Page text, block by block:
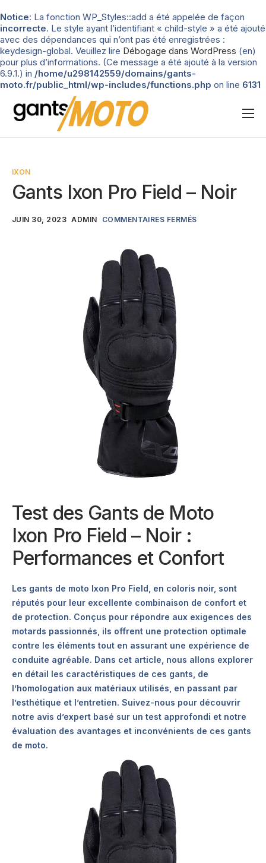
Notice: La fonction WP_Styles::add a été appelée de façon
incorrecte. Le style ayant l’identifiant « child-style » a été ajouté
avec des dépendances qui n’ont pas été enregistrées :
keydesign-global. Veuillez lire Débogage dans WordPress (en)
pour plus d’informations. (Ce message a été ajouté à la version
6.9.1.) in /home/u298142559/domains/gants-
moto.fr/public_html/wp-includes/functions.php on line 6131
Nos tests
Types de gants
IXON
Gants Ixon Pro Field – Noir
JUIN 30, 2023 ADMIN COMMENTAIRES FERMÉS
Test des Gants de Moto
Ixon Pro Field – Noir :
Performances et Confort
Les gants de moto Ixon Pro Field, en coloris noir, sont
réputés pour leur excellente combinaison de confort et
de protection. Conçus pour répondre aux exigences des
motards passionnés, ils offrent une protection optimale
contre les éléments tout en assurant une expérience de
conduite agréable. Dans cet article, nous allons explorer
en détail les caractéristiques de ces gants, de
l’homologation aux matériaux utilisés, en passant par
l’esthétique et l’entretien. Suivez-nous pour découvrir
notre avis d’expert basé sur un test approfondi et notre
évaluation des avantages et inconvénients de ces gants
de moto.